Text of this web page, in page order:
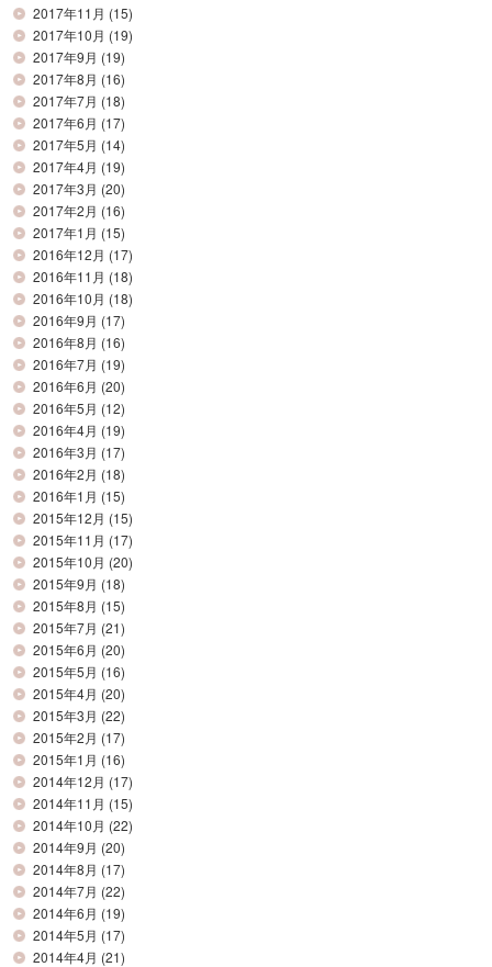
2017年11月 (15)
2017年10月 (19)
2017年9月 (19)
2017年8月 (16)
2017年7月 (18)
2017年6月 (17)
2017年5月 (14)
2017年4月 (19)
2017年3月 (20)
2017年2月 (16)
2017年1月 (15)
2016年12月 (17)
2016年11月 (18)
2016年10月 (18)
2016年9月 (17)
2016年8月 (16)
2016年7月 (19)
2016年6月 (20)
2016年5月 (12)
2016年4月 (19)
2016年3月 (17)
2016年2月 (18)
2016年1月 (15)
2015年12月 (15)
2015年11月 (17)
2015年10月 (20)
2015年9月 (18)
2015年8月 (15)
2015年7月 (21)
2015年6月 (20)
2015年5月 (16)
2015年4月 (20)
2015年3月 (22)
2015年2月 (17)
2015年1月 (16)
2014年12月 (17)
2014年11月 (15)
2014年10月 (22)
2014年9月 (20)
2014年8月 (17)
2014年7月 (22)
2014年6月 (19)
2014年5月 (17)
2014年4月 (21)